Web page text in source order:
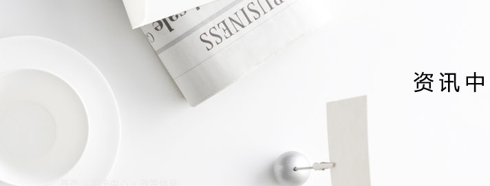
政策信息
活动公告
数据统计分析